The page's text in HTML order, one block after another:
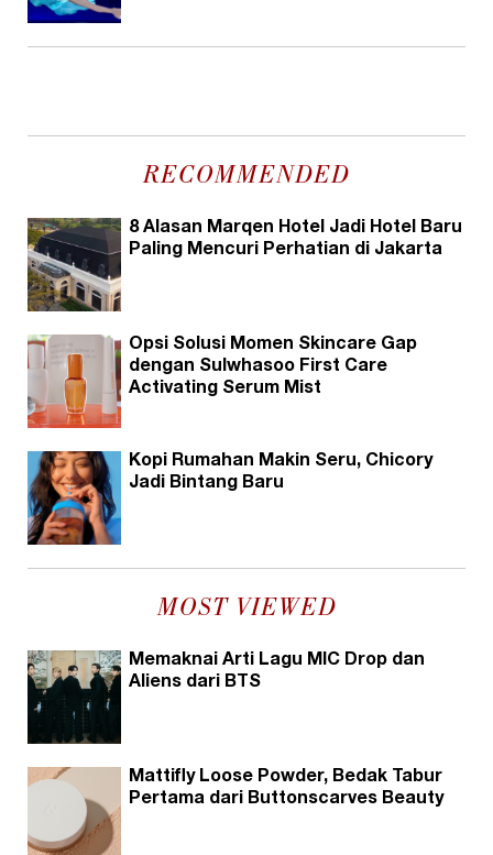
RECOMMENDED
8 Alasan Marqen Hotel Jadi Hotel Baru
Paling Mencuri Perhatian di Jakarta
Opsi Solusi Momen Skincare Gap
dengan Sulwhasoo First Care
Activating Serum Mist
Kopi Rumahan Makin Seru, Chicory
Jadi Bintang Baru
MOST VIEWED
Memaknai Arti Lagu MIC Drop dan
Aliens dari BTS
Mattifly Loose Powder, Bedak Tabur
Pertama dari Buttonscarves Beauty